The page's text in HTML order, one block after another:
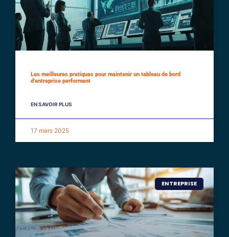
Les meilleures pratiques pour maintenir un tableau de bord
d’entreprise performant
EN SAVOIR PLUS
17 mars 2025
ENTREPRISE